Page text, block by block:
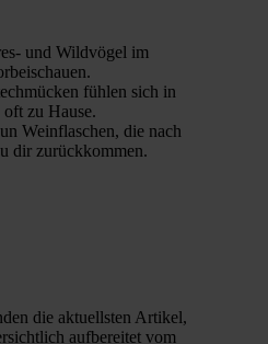
und Wildvögel im
fühlen sich in
zu Hause.
Weinflaschen, die nach
dir zurückkommen.
die aktuellsten Artikel,
aufbereitet vom